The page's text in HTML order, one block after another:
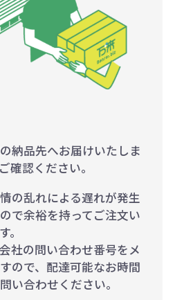
納品先へお届けいたしま
確認ください。
の乱れによる遅れが発生
で余裕を持ってご注文い
。
社の問い合わせ番号をメ
ので、配達可能なお時間
い合わせください。